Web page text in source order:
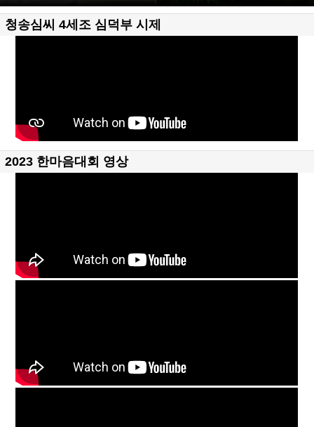
청송심씨 4세조 심덕부 시제
2023 한마음대회 영상